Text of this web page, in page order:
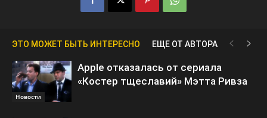
ЭТО МОЖЕТ БЫТЬ ИНТЕРЕСНО ЕЩЕ ОТ АВТОРА
Новости
Apple отказалась от сериала
«Костер тщеславий» Мэтта Ривза